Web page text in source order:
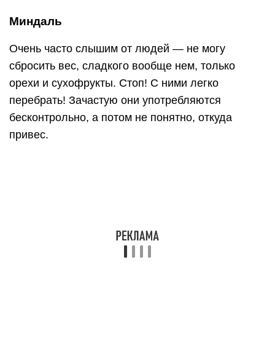
Миндаль
Очень часто слышим от людей — не могу
сбросить вес, сладкого вообще нем, только
орехи и сухофрукты. Стоп! С ними легко
перебрать! Зачастую они употребляются
бесконтрольно, а потом не понятно, откуда
привес.